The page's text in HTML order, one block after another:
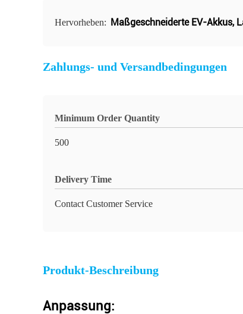
Hervorheben: Maßgeschneiderte EV-Akkus,
Zahlungs- und Versandbedingungen
Minimum Order Quantity
500
Delivery Time
Contact Customer Service
Produkt-Beschreibung
Anpassung: